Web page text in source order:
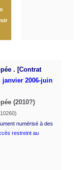
. [Contrat
janvier 2006-juin
(2010?)
numérisé à des
restreint au